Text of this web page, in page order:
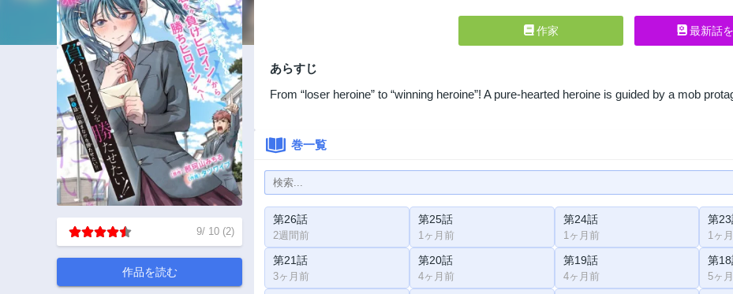
9/ 10 (2)
作品を読む
作家 最新話
あらすじ
From “loser heroine” to “winning heroine”! A pure-hearted heroine is guided by a mob
巻一覧
第26話
2週間前
第25話
1ヶ月前
第24話
1ヶ月前
第
1ヶ
第21話
3ヶ月前
第20話
4ヶ月前
第19話
4ヶ月前
第
5ヶ